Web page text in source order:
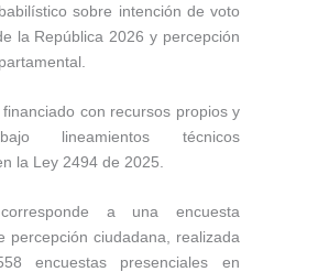
sobre intención de voto
la República 2026 y percepción
con recursos propios y
lineamientos técnicos
la Ley 2494 de 2025.
a una encuesta
percepción ciudadana, realizada
encuestas presenciales en